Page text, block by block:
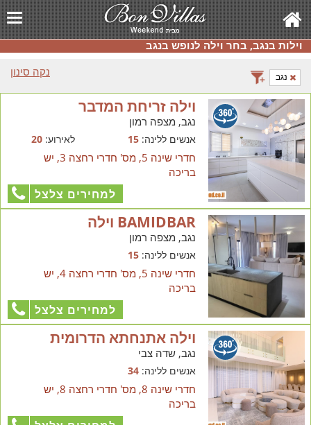
וילות בנגב, בחר וילה לנופש בנגב
נקה סינון
נגב
וילה זריחת המדבר
נגב, מצפה רמון
אנשים ללינה:15 לאירוע:20
חדרי שינה 5, מס' חדרי רחצה 3, יש
בריכה
למחירים צלצל
BAMIDBAR וילה
נגב, מצפה רמון
אנשים ללינה:15
חדרי שינה 5, מס' חדרי רחצה 4, יש
בריכה
למחירים צלצל
וילה אתנחתא הדרומית
נגב, שדה צבי
אנשים ללינה:34
חדרי שינה 8, מס' חדרי רחצה 8, יש
בריכה